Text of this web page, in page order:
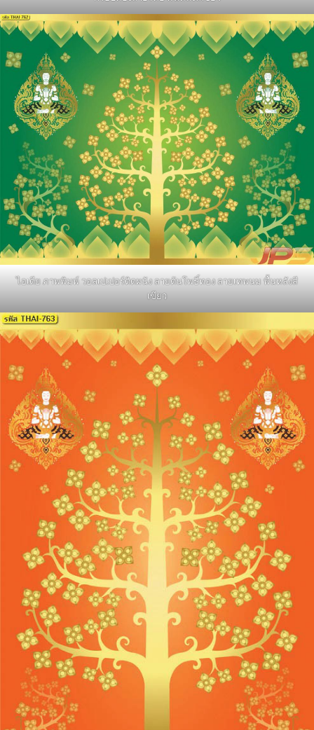
ไอเดีย ภาพพิมพ์ วอลเปเปอร์ติดผนัง ลายต้นโพธิ์ทอง ลายเทพนม พื้นหลังสี
เขียว